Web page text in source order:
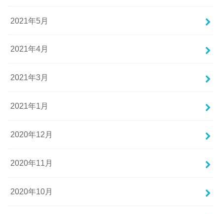
2021年5月
2021年4月
2021年3月
2021年1月
2020年12月
2020年11月
2020年10月